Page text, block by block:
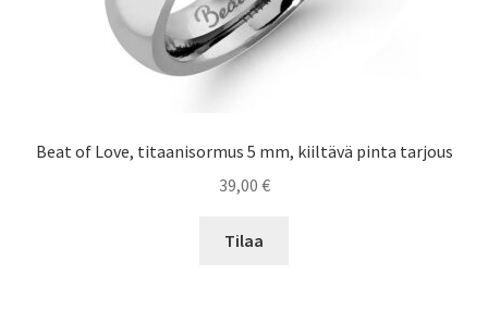
Beat of Love, titaanisormus 5 mm, kiiltävä pinta tarjous
39,00 €
Tilaa